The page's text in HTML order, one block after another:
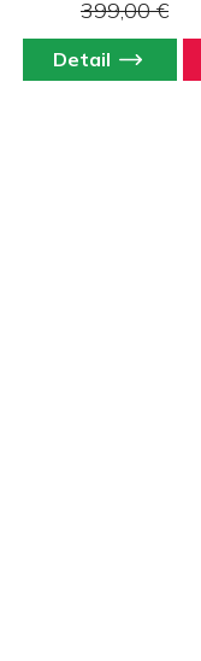
399,00 €
Detail